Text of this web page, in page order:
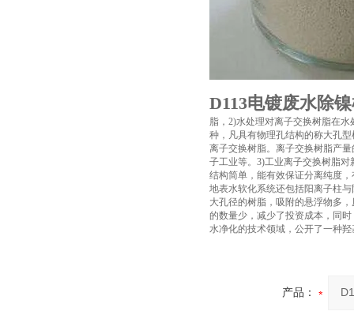
D113电镀废水除
脂，2)水处理对离子交换树脂在
种，凡具有物理孔结构的称大孔
离子交换树脂。离子交换树脂产
子工业等。3)工业离子交换树脂
结构简单，能有效保证分离纯度
地表水软化系统还包括阳离子柱
大孔径的树脂，吸附的悬浮物多
的数量少，减少了投资成本，同
水净化的技术领域，公开了一种
产品：